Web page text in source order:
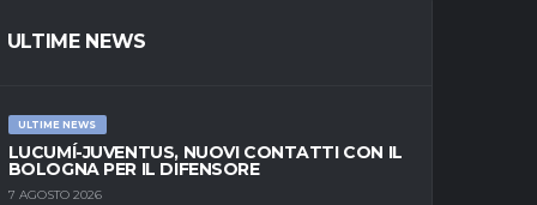
ULTIME NEWS
ULTIME NEWS
LUCUMÍ-JUVENTUS, NUOVI CONTATTI CON IL
BOLOGNA PER IL DIFENSORE
7 AGOSTO 2026